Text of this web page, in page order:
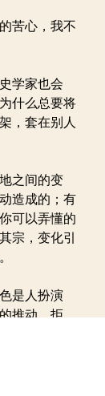
苦心，我不
学家也会
什么总要将
，套在别人
之间的变
造成的；有
可以弄懂的
宗，变化引
是人扮演
推动、拒